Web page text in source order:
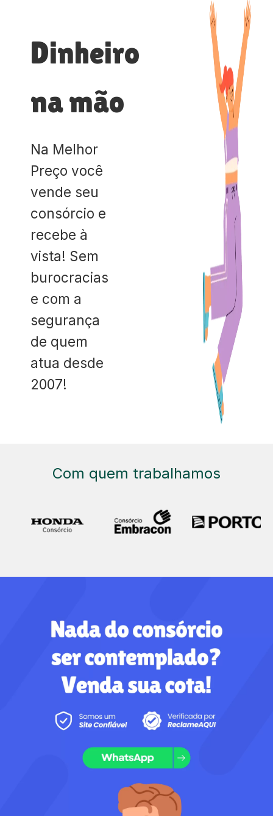
Dinheiro
na mão
Na Melhor
Preço você
vende seu
consórcio e
recebe à
vista! Sem
burocracias
e com a
segurança
de quem
atua desde
2007!
Com quem trabalhamos